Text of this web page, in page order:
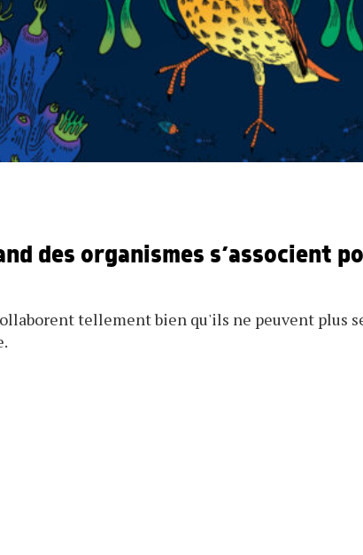
des organismes s’associent
tellement bien qu'ils ne peuvent plus